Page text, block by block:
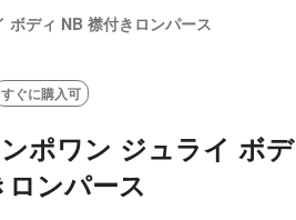
ディ NB 襟付きロンパース
すぐに購入可
ポワン ジュライ ボデ
ロンパース